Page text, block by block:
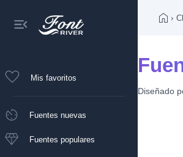
Mis favoritos
Fuentes nuevas
Fuentes populares
›
Diseñado